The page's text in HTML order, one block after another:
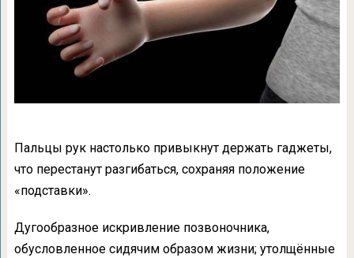
Пальцы рук настолько привыкнут держать гаджеты,
что перестанут разгибаться, сохраняя положение
«подставки».
Дугообразное искривление позвоночника,
обусловленное сидячим образом жизни; утолщённые